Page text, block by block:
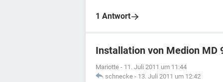
1 Antwort
Installation von Medion MD
Mariotte - 11. Juli 2011 um 11:44
schnecke - 13. Juli 2011 um 12:42